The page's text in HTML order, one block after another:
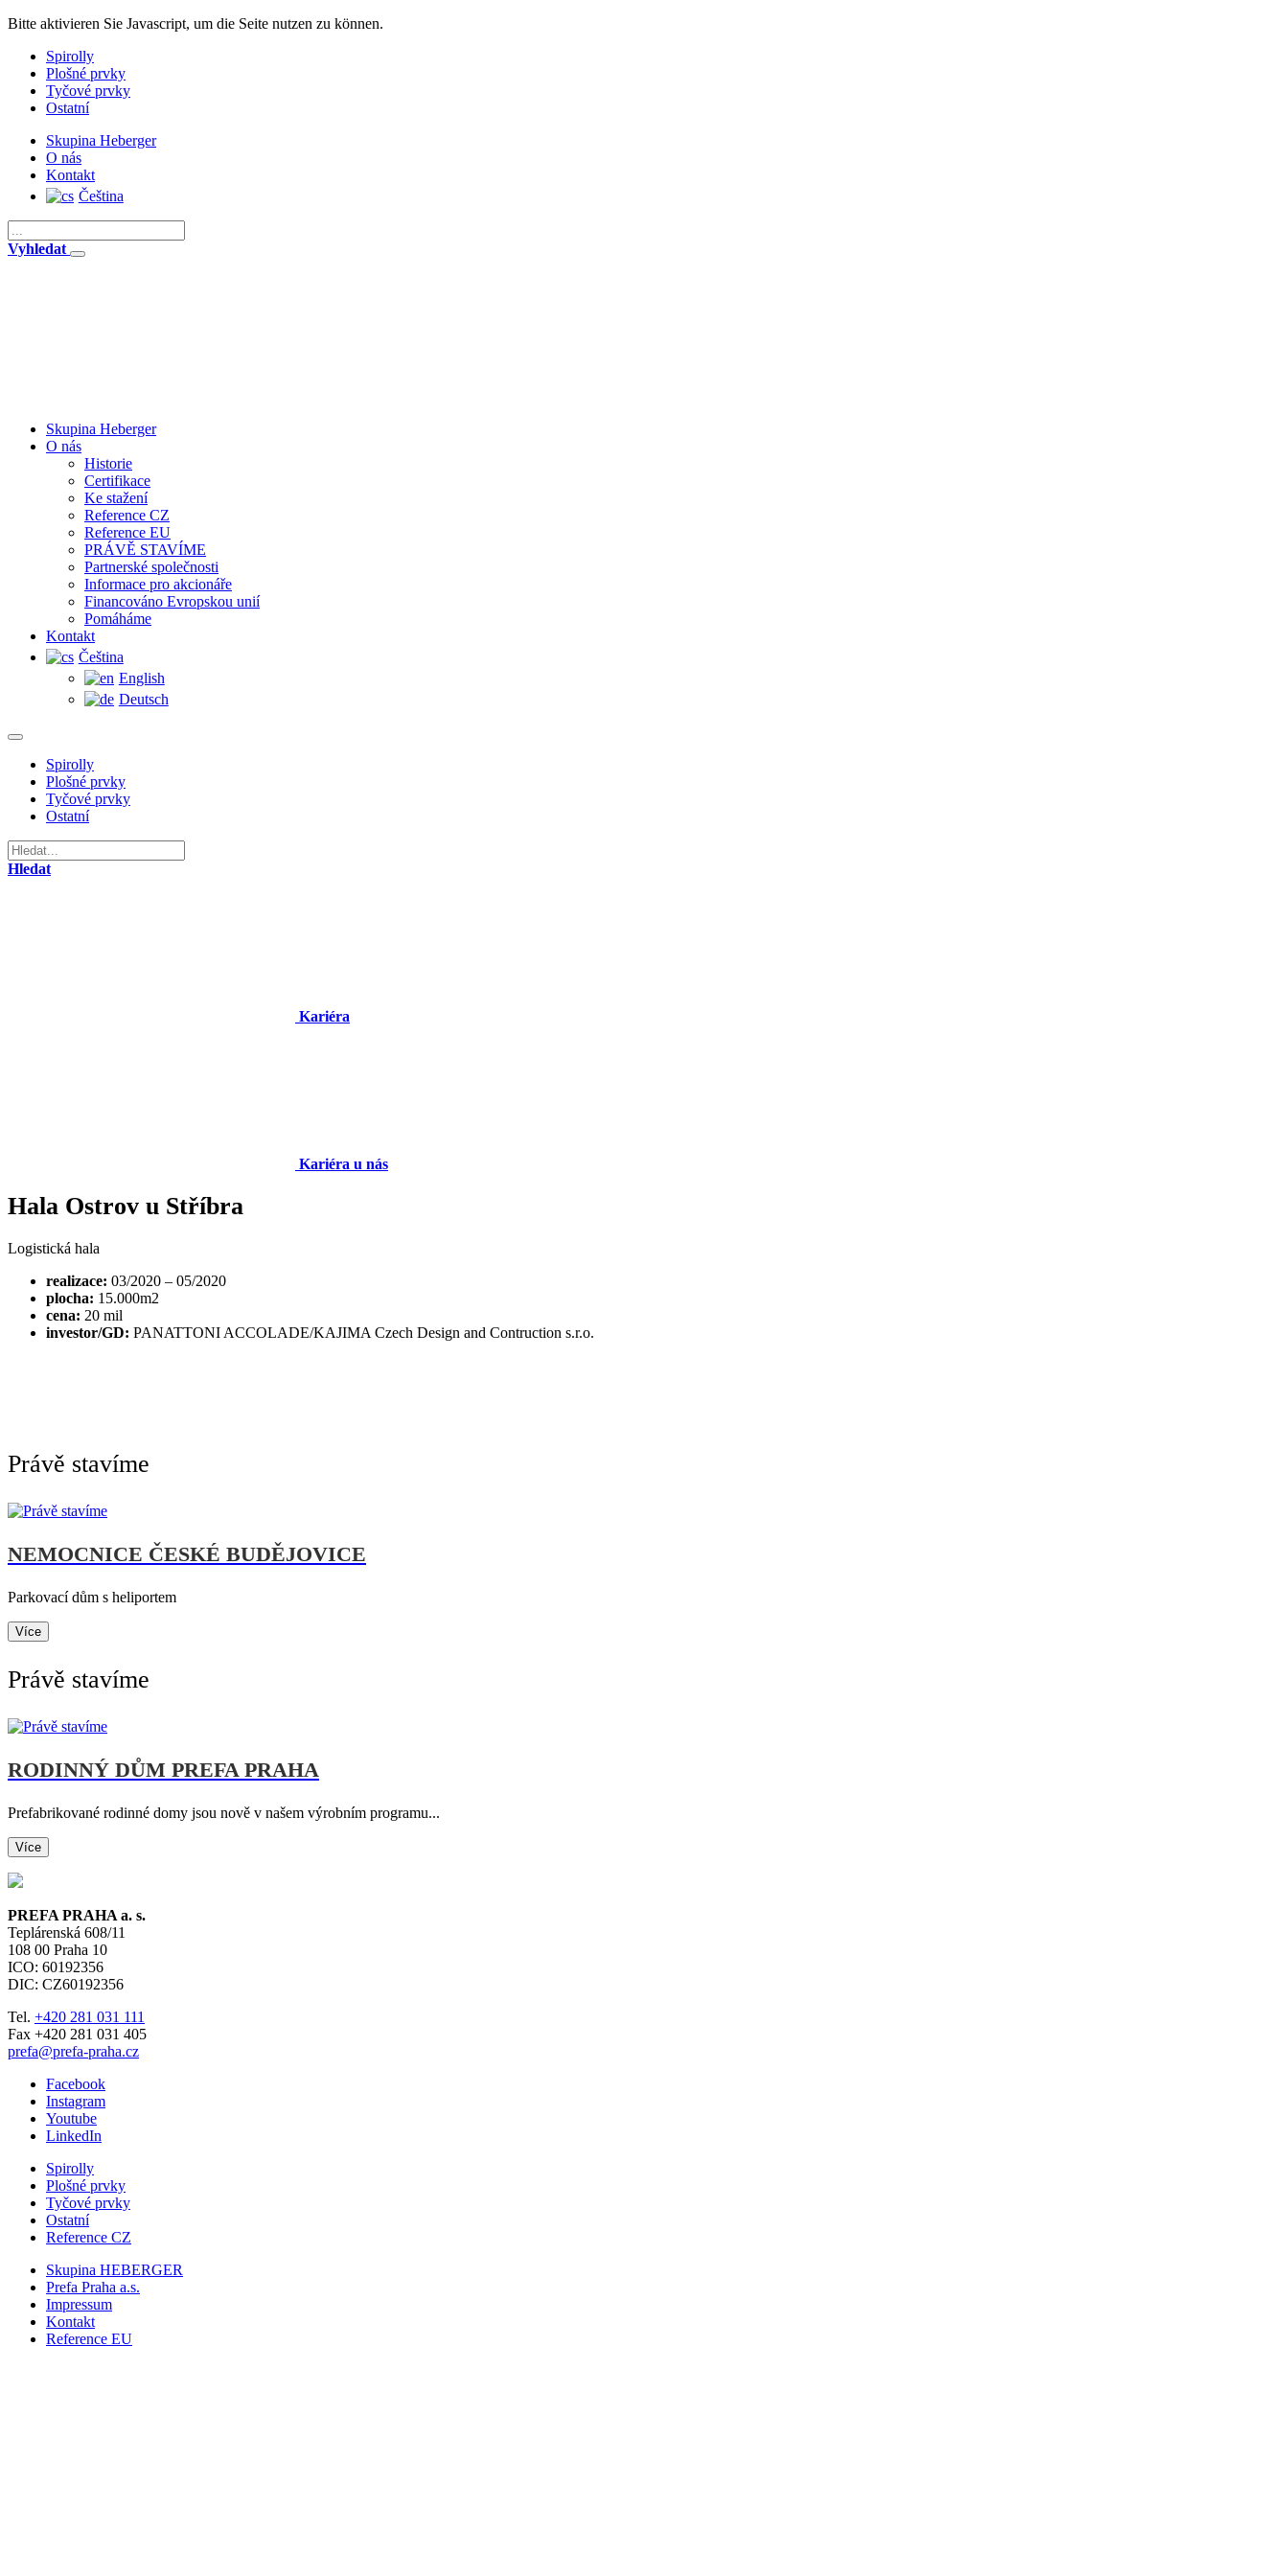
Bitte aktivieren Sie Javascript, um die Seite nutzen zu können.
Spirolly
Plošné prvky
Tyčové prvky
Ostatní
Skupina Heberger
O nás
Kontakt
Čeština
Vyhledat
Skupina Heberger
O nás
Historie
Certifikace
Ke stažení
Reference CZ
Reference EU
PRÁVĚ STAVÍME
Partnerské společnosti
Informace pro akcionáře
Financováno Evropskou unií
Pomáháme
Kontakt
Čeština
English
Deutsch
Spirolly
Plošné prvky
Tyčové prvky
Ostatní
Hledat
Kariéra
Kariéra u nás
Hala Ostrov u Stříbra
Logistická hala
realizace: 03/2020 – 05/2020
plocha: 15.000m2
cena: 20 mil
investor/GD: PANATTONI ACCOLADE/KAJIMA Czech Design and Contruction s.r.o.
Právě stavíme
NEMOCNICE ČESKÉ BUDĚJOVICE
Parkovací dům s heliportem
Více
Právě stavíme
RODINNÝ DŮM PREFA PRAHA
Prefabrikované rodinné domy jsou nově v našem výrobním programu...
Více
PREFA PRAHA a. s.
Teplárenská 608/11
108 00 Praha 10
ICO: 60192356
DIC: CZ60192356
Tel. +420 281 031 111
Fax +420 281 031 405
prefa@prefa-praha.cz
Facebook
Instagram
Youtube
LinkedIn
Spirolly
Plošné prvky
Tyčové prvky
Ostatní
Reference CZ
Skupina HEBERGER
Prefa Praha a.s.
Impressum
Kontakt
Reference EU